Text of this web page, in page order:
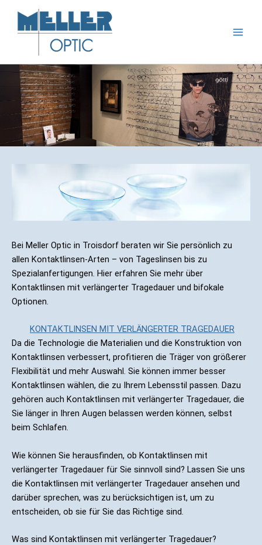
springen
Bei Meller Optic in Troisdorf beraten wir Sie persönlich zu
allen Kontaktlinsen-Arten – von Tageslinsen bis zu
Spezialanfertigungen. Hier erfahren Sie mehr über
Kontaktlinsen mit verlängerter Tragedauer und bifokale
Optionen.
KONTAKTLINSEN MIT VERLÄNGERTER TRAGEDAUER
Da die Technologie die Materialien und die Konstruktion von
Kontaktlinsen verbessert, profitieren die Träger von größerer
Flexibilität und mehr Auswahl. Sie können immer besser
Kontaktlinsen wählen, die zu Ihrem Lebensstil passen. Dazu
gehören auch Kontaktlinsen mit verlängerter Tragedauer, die
Sie länger in Ihren Augen belassen werden können, selbst
beim Schlafen.
Wie können Sie herausfinden, ob Kontaktlinsen mit
verlängerter Tragedauer für Sie sinnvoll sind? Lassen Sie uns
die Kontaktlinsen mit verlängerter Tragedauer ansehen und
darüber sprechen, was zu berücksichtigen ist, um zu
entscheiden, ob sie für Sie das Richtige sind.
Was sind Kontaktlinsen mit verlängerter Tragedauer?